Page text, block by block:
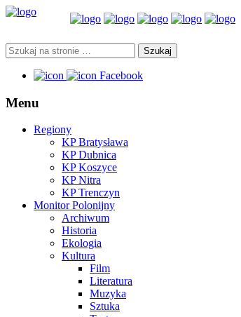
Facebook
Menu
Regiony
KP Bratysława
KP Dubnica
KP Koszyce
KP Nitra
KP Trenczyn
Monitor Polonijny
Archiwum
Historia
Ekologia
Kultura
Film
Literatura
Muzyka
Sztuka